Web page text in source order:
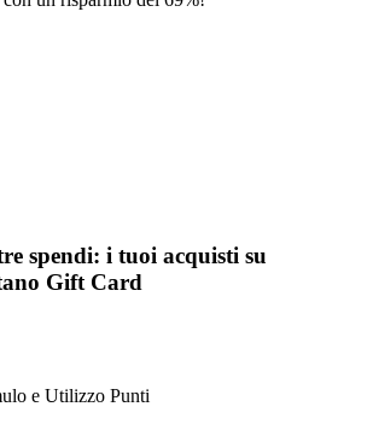
spendi: i tuoi acquisti su
Gift Card
e Utilizzo Punti